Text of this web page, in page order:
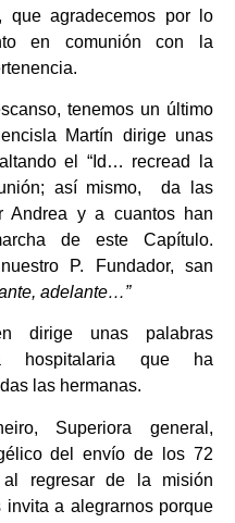
que agradecemos por lo
en comunión con la
tenemos un último
Martín dirige unas
el “Id… recread la
así mismo, da las
Andrea y a cuantos han
de este Capítulo.
P. Fundador, san
adelante…”
dirige unas palabras
hospitalaria que ha
las hermanas.
Superiora general,
del envío de los 72
regresar de la misión
a alegrarnos porque